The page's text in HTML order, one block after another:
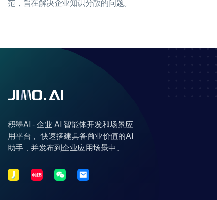
范，旨在解决企业知识分散的问题。
积墨AI - 企业 AI 智能体开发和场景应
用平台， 快速搭建具备商业价值的AI
助手，并发布到企业应用场景中。